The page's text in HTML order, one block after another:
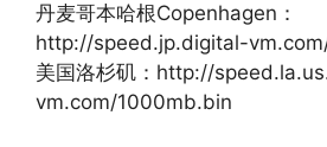
丹麦哥本哈根Copenhagen：
http://speed.jp.digital-
美国洛杉矶：http://
vm.com/1000mb.bin